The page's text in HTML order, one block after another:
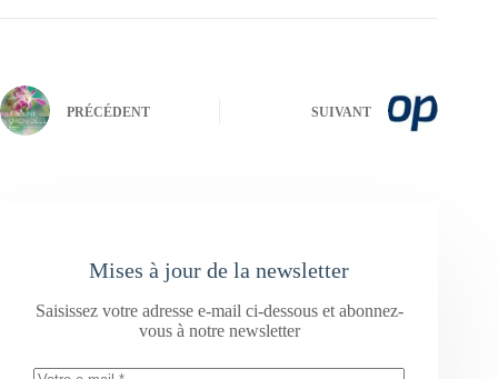
PRÉCÉDENT SUIVANT
Mises à jour de la newsletter
Saisissez votre adresse e-mail ci-dessous et abonnez-
vous à notre newsletter